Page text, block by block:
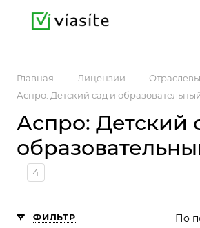
Главная — Лицензии —
Аспро: Детский сад и
Аспро: Детский
4
ФИЛЬТР